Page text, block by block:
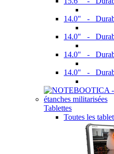
14.0" -
14.0" -
14.0" -
14.0" -
Tablettes
Toutes les